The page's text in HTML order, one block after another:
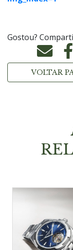
Gostou?
VOLTAR